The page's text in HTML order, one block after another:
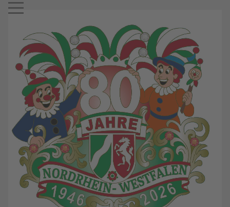
Mobile Menu Toggle